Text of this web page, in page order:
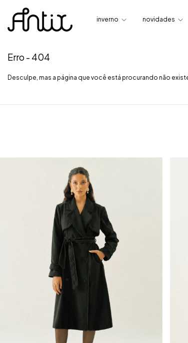
inverno novidades
Erro - 404
Desculpe, mas a página que você está procurando não